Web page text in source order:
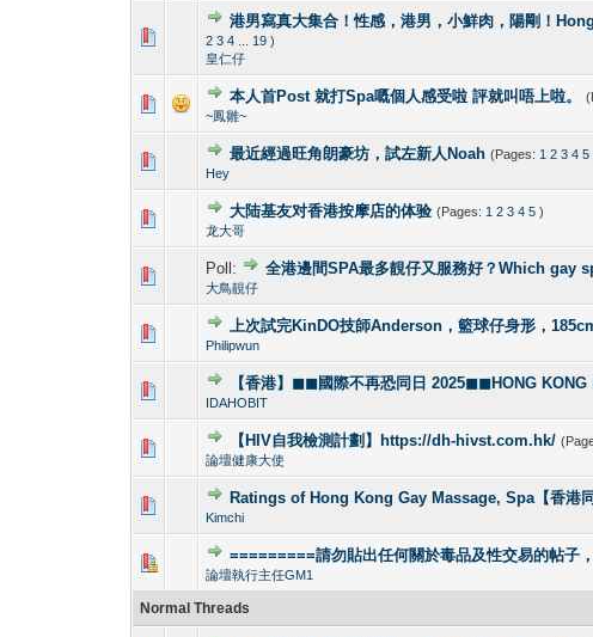
港男寫真大集合！性感，港男，小鮮肉，陽剛！
2 3 4 19 )
皇仁仔
本人首Post 就打Spa嘅個人感受啦 評就叫唔上啦。
~鳳雛~
1 Vote(s) - 5 out of
12345
最近經過旺角朗豪坊，試左新人Noah (Pages: 1 2 3 4 5
Hey
1 Vote(s) - 5 out of
1234 5
大陆基友对香港按摩店的体验 (Pages: 1 2 3 4 5 )
龙大哥
1 Vote(s) - 5 out of
123
Poll: 全港邊間SPA最多靚仔又服務好？Which gay
大鳥靚仔
1 Vote(s) - 4 out of 5
12345
上次試完KinDO技師Anderson，籃球仔身形，
Philipwun
2 Vote(s) - 2.5 out of 5
12 3 45
【香港】◼◼國際不再恐同日 2025◼◼HONG
IDAHOBIT
0 Vote(s) - 0 out of 5 in
12 345
【HIV自我檢測計劃】https://dh-hivst.com.hk/
論壇健康大使
0 Vote(s) - 0 out of 5 in
1234 5
Ratings of Hong Kong Gay Massage, Spa【香港
Kimchi
1 Vote(s) - 5 out of
12 345
=========請勿貼出任何關於毒品及性交易的帖子
論壇執行主任GM1
1 Vote(s) - 4 out of 5
12345
Normal Threads